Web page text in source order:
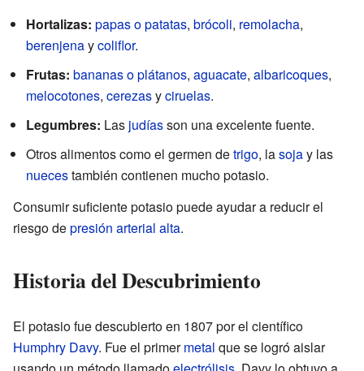
Hortalizas: papas o patatas, brócoli, remolacha,
berenjenaycoliflor.
Frutas: bananas o plátanos, aguacate, albaricoques,
melocotones, cerezasyciruelas.
Legumbres: Las judíasson una excelente fuente.
Otros alimentos como el germen detrigo, lasojay las
nuecestambién contienen mucho potasio.
Consumir suficiente potasio puede ayudar a reducir el
riesgo depresión arterial alta.
Historia del Descubrimiento
El potasio fue descubierto en 1807 por el científico
Humphry Davy. Fue el primermetal que se logró aislar